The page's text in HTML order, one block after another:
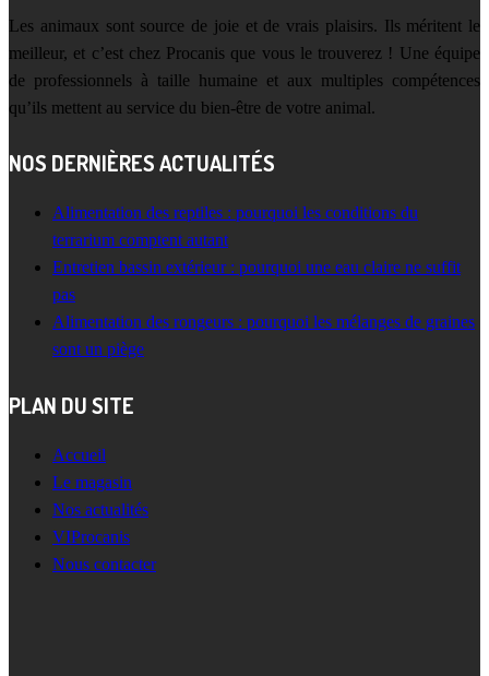
Les animaux sont source de joie et de vrais plaisirs. Ils méritent le
meilleur, et c’est chez Procanis que vous le trouverez ! Une équipe
de professionnels à taille humaine et aux multiples compétences
qu’ils mettent au service du bien-être de votre animal.
NOS DERNIÈRES ACTUALITÉS
Alimentation des reptiles : pourquoi les conditions du
terrarium comptent autant
Entretien bassin extérieur : pourquoi une eau claire ne suffit
pas
Alimentation des rongeurs : pourquoi les mélanges de graines
sont un piège
PLAN DU SITE
Accueil
Le magasin
Nos actualités
VIProcanis
Nous contacter